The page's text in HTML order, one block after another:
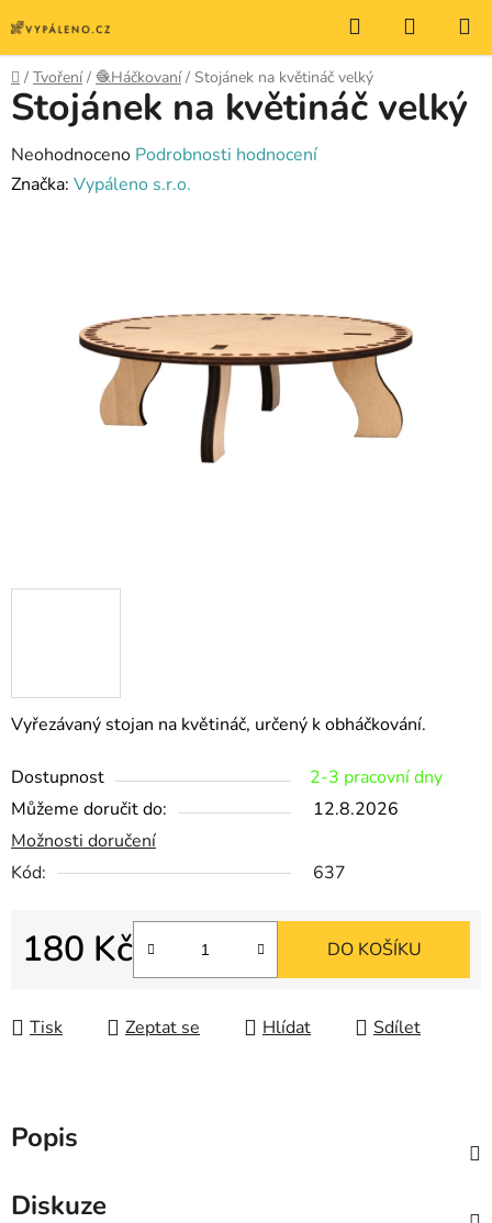
na
obsah
Hledat
KOŠÍK
Domů
/ Tvoření / 🧶Háčkovaní / Stojánek na květináč velký
Vyřezávaný stojan na květináč, určený k obháčkování.
Dostupnost
2-3 pracovní dny
Můžeme doručit do:
12.8.2026
Možnosti doručení
Kód:
637
180 Kč DO KOŠÍKU
Tisk Zeptat se Hlídat Sdílet
Stojánek na květináč velký
Průměrné
hodnocení
Neohodnoceno Podrobnosti hodnocení
Značka: Vypáleno s.r.o.
Popis
Diskuze